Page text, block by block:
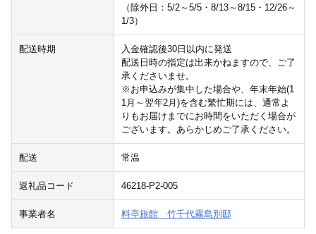
（除外日：5/2～5/5・8/13～8/15・12/26～
1/3）
配送時期
入金確認後30日以内に発送
配送日時の指定は出来かねますので、ご了
承くださいませ。
※お申込みが集中した場合や、年末年始(1
1月～翌年2月)を含む繁忙期には、通常よ
りもお届けまでにお時間をいただく場合が
ございます。あらかじめご了承ください。
配送 常温
返礼品コード 46218-P2-005
事業者名 料亭旅館 竹千代霧島別邸